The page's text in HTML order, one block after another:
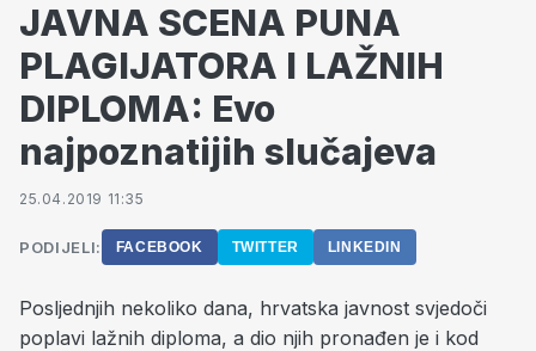
JAVNA SCENA PUNA
PLAGIJATORA I LAŽNIH
DIPLOMA: Evo
najpoznatijih slučajeva
25.04.2019 11:35
PODIJELI: FACEBOOK TWITTER LINKEDIN
Posljednjih nekoliko dana, hrvatska javnost svjedoči
poplavi lažnih diploma, a dio njih pronađen je i kod